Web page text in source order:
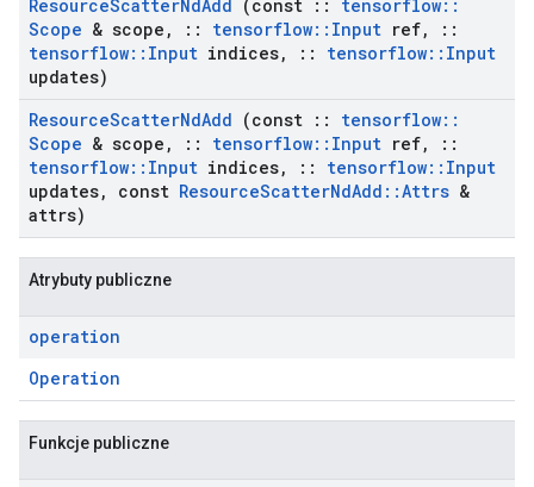
ResourceScatterNdAdd (const :: tensorflow::
Scope & scope , :: tensorflow:: Input ref,
::
tensorflow:: Input indices, :: tensorflow:: Input
updates)
ResourceScatterNdAdd (const :: tensorflow::
Scope & scope , :: tensorflow:: Input ref,
::
tensorflow:: Input indices, :: tensorflow:: Input
updates, const ResourceScatterNdAdd ::Attrs &
attrs)
Atrybuty publiczne
operation
Operation
Funkcje publiczne